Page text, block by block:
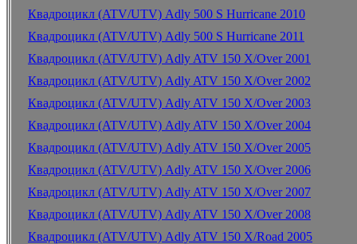
Квадроцикл (ATV/UTV) Adly 500 S Hurricane 2010
Квадроцикл (ATV/UTV) Adly 500 S Hurricane 2011
Квадроцикл (ATV/UTV) Adly ATV 150 X/Over 2001
Квадроцикл (ATV/UTV) Adly ATV 150 X/Over 2002
Квадроцикл (ATV/UTV) Adly ATV 150 X/Over 2003
Квадроцикл (ATV/UTV) Adly ATV 150 X/Over 2004
Квадроцикл (ATV/UTV) Adly ATV 150 X/Over 2005
Квадроцикл (ATV/UTV) Adly ATV 150 X/Over 2006
Квадроцикл (ATV/UTV) Adly ATV 150 X/Over 2007
Квадроцикл (ATV/UTV) Adly ATV 150 X/Over 2008
Квадроцикл (ATV/UTV) Adly ATV 150 X/Road 2005